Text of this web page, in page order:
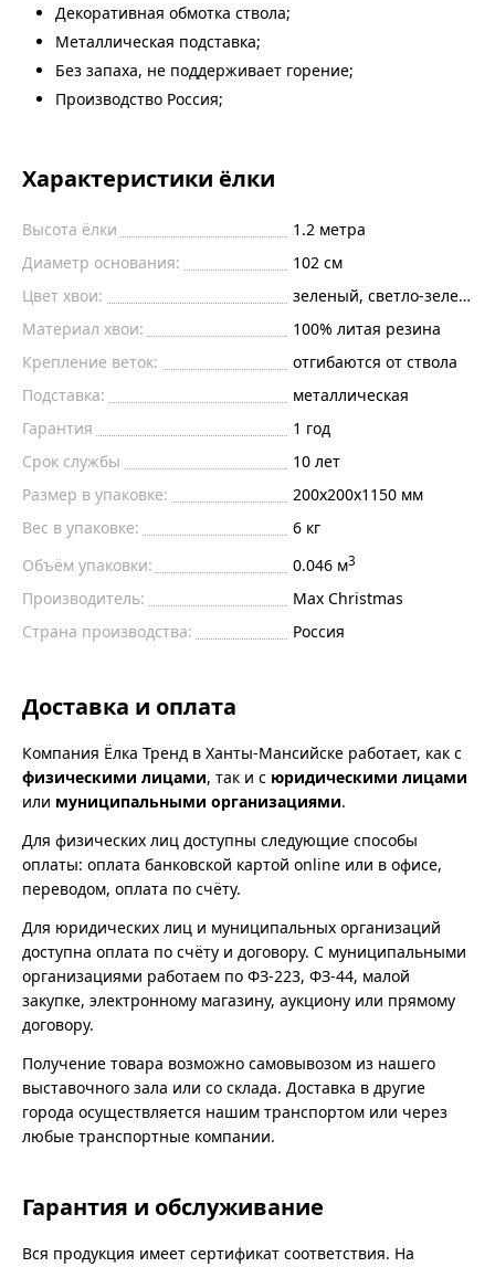
Декоративная обмотка ствола;
Металлическая подставка;
Без запаха, не поддерживает горение;
Производство Россия;
Характеристики ёлки
Высота ёлки 1.2 метра
Диаметр основания:
102 см
Цвет хвои:
зеленый, светло-зеленые
Материал хвои:
100% литая резина
Крепление веток:
отгибаются от ствола
Подставка:
металлическая
Гарантия
1 год
Срок службы
10 лет
Размер в упаковке:
200х200х1150 мм
Вес в упаковке:
6 кг
Объём упаковки:
0.046 м3
Производитель:
Max Christmas
Страна производства:
Россия
Доставка и оплата
Компания Ёлка Тренд в Ханты-Мансийске работает, как с
физическими лицами, так и с юридическими лицами
или муниципальными организациями.
Для физических лиц доступны следующие способы
оплаты: оплата банковской картой online или в офисе,
переводом, оплата по счёту.
Для юридических лиц и муниципальных организаций
доступна оплата по счёту и договору. С муниципальными
организациями работаем по ФЗ-223, ФЗ-44, малой
закупке, электронному магазину, аукциону или прямому
договору.
Получение товара возможно самовывозом из нашего
выставочного зала или со склада. Доставка в другие
города осуществляется нашим транспортом или через
любые транспортные компании.
Гарантия и обслуживание
Вся продукция имеет сертификат соответствия. На